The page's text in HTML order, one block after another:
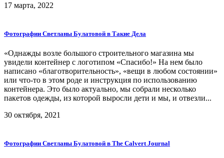
17 марта, 2022
Фотографии Светланы Булатовой в Такие Дела
«Однажды возле большого строительного магазина мы
увидели контейнер с логотипом «Спасибо!» На нем было
написано «благотворительность», «вещи в любом состоянии»
или что-то в этом роде и инструкция по использованию
контейнера. Это было актуально, мы собрали несколько
пакетов одежды, из которой выросли дети и мы, и отвезли...
30 октября, 2021
Фотографии Светланы Булатовой в The Calvert Journal